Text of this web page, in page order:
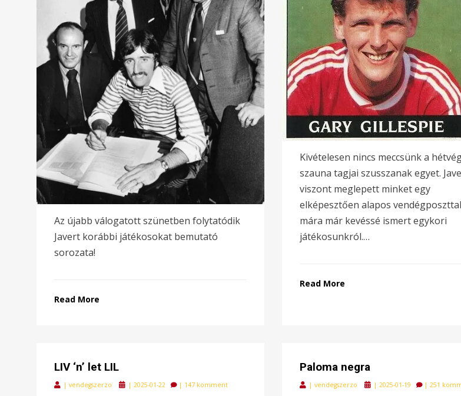
Az újabb válogatott szünetben folytatódik
Javert korábbi játékosokat bemutató
sorozata!
Read More
Kivételesen nincs meccsünk a
szauna tagjai szusszanak egyet.
viszont meglepett minket egy
elképesztően alapos
mára már kevéssé ismert egykori
játékosunkról.…
Read More
LIV ‘n’ let LIL
| vendegszerzo
Posted
| 2025-01-22 | 147 komment
Paloma negra
| vendegszerzo
Posted
| 2025-01-19 | 251